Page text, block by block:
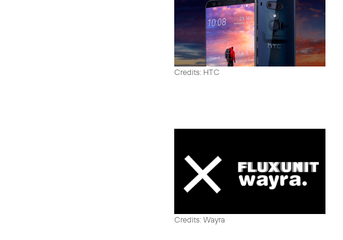
Credits: HTC
Credits: Wayra